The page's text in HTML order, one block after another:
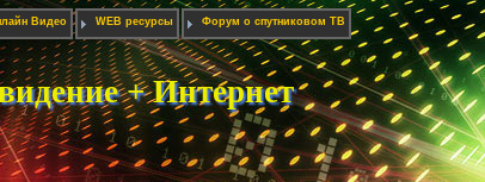
Видео WEB ресурсы Форум о спутниковом ТВ
+ Интернет